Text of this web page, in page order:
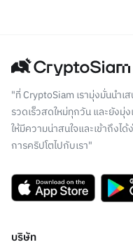
"ที่ CryptoSiam เรามุ่งมั่นนำเ
รวดเร็วสดใหม่ทุกวัน และยังมุ่
ให้มีความน่าสนใจและเข้าถึงไ
การคริปโตไปกับเรา"
บริษัท